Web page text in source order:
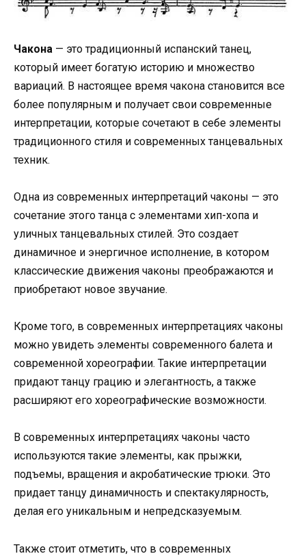
Чакона — это традиционный испанский танец,
который имеет богатую историю и множество
вариаций. В настоящее время чакона становится все
более популярным и получает свои современные
интерпретации, которые сочетают в себе элементы
традиционного стиля и современных танцевальных
техник.
Одна из современных интерпретаций чаконы — это
сочетание этого танца с элементами хип-хопа и
уличных танцевальных стилей. Это создает
динамичное и энергичное исполнение, в котором
классические движения чаконы преображаются и
приобретают новое звучание.
Кроме того, в современных интерпретациях чаконы
можно увидеть элементы современного балета и
современной хореографии. Такие интерпретации
придают танцу грацию и элегантность, а также
расширяют его хореографические возможности.
В современных интерпретациях чаконы часто
используются такие элементы, как прыжки,
подъемы, вращения и акробатические трюки. Это
придает танцу динамичность и спектакулярность,
делая его уникальным и непредсказуемым.
Также стоит отметить, что в современных